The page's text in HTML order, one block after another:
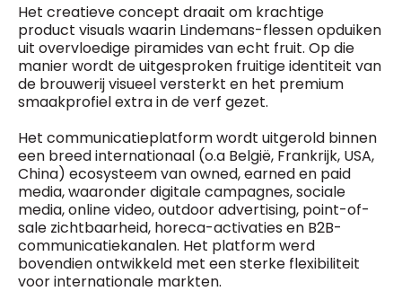
Het creatieve concept draait om krachtige
product visuals waarin Lindemans-flessen opduiken
uit overvloedige piramides van echt fruit. Op die
manier wordt de uitgesproken fruitige identiteit van
de brouwerij visueel versterkt en het premium
smaakprofiel extra in de verf gezet.
Het communicatieplatform wordt uitgerold binnen
een breed internationaal (o.a België, Frankrijk, USA,
China) ecosysteem van owned, earned en paid
media, waaronder digitale campagnes, sociale
media, online video, outdoor advertising, point-of-
sale zichtbaarheid, horeca-activaties en B2B-
communicatiekanalen. Het platform werd
bovendien ontwikkeld met een sterke flexibiliteit
voor internationale markten.